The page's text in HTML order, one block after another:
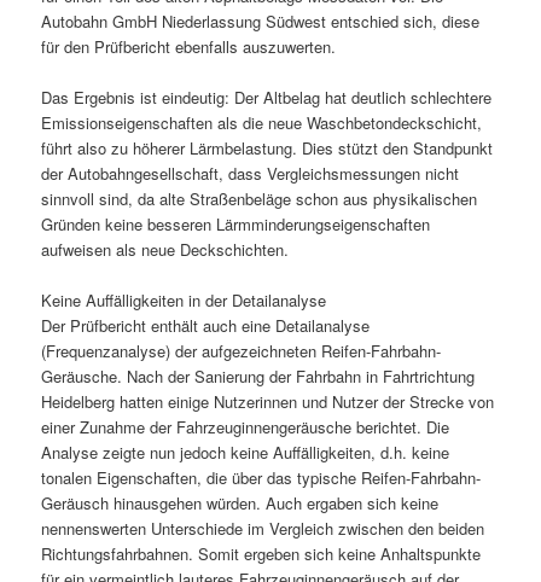
Autobahn GmbH Niederlassung Südwest entschied sich, diese
für den Prüfbericht ebenfalls auszuwerten.
Das Ergebnis ist eindeutig: Der Altbelag hat deutlich schlechtere
Emissionseigenschaften als die neue Waschbetondeckschicht,
führt also zu höherer Lärmbelastung. Dies stützt den Standpunkt
der Autobahngesellschaft, dass Vergleichsmessungen nicht
sinnvoll sind, da alte Straßenbeläge schon aus physikalischen
Gründen keine besseren Lärmminderungseigenschaften
aufweisen als neue Deckschichten.
Keine Auffälligkeiten in der Detailanalyse
Der Prüfbericht enthält auch eine Detailanalyse
(Frequenzanalyse) der aufgezeichneten Reifen-Fahrbahn-
Geräusche. Nach der Sanierung der Fahrbahn in Fahrtrichtung
Heidelberg hatten einige Nutzerinnen und Nutzer der Strecke von
einer Zunahme der Fahrzeuginnengeräusche berichtet. Die
Analyse zeigte nun jedoch keine Auffälligkeiten, d.h. keine
tonalen Eigenschaften, die über das typische Reifen-Fahrbahn-
Geräusch hinausgehen würden. Auch ergaben sich keine
nennenswerten Unterschiede im Vergleich zwischen den beiden
Richtungsfahrbahnen. Somit ergeben sich keine Anhaltspunkte